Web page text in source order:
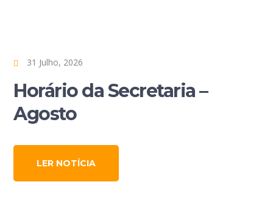
31 Julho, 2026
Horário da Secretaria –
Agosto
LER NOTÍCIA